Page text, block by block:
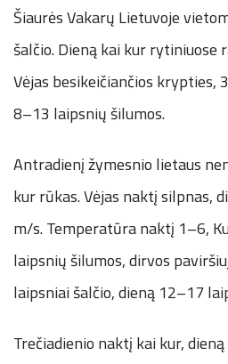
Šiaurės Vakarų Lietuvoje
šalčio. Dieną kai kur rytiniuose
Vėjas besikeičiančios krypties,
8–13 laipsnių šilumos.
Antradienį žymesnio lietaus
kur rūkas. Vėjas naktį silpnas,
m/s. Temperatūra naktį 1–6,
laipsnių šilumos, dirvos
laipsniai šalčio, dieną 12–17
Trečiadienio naktį kai kur,